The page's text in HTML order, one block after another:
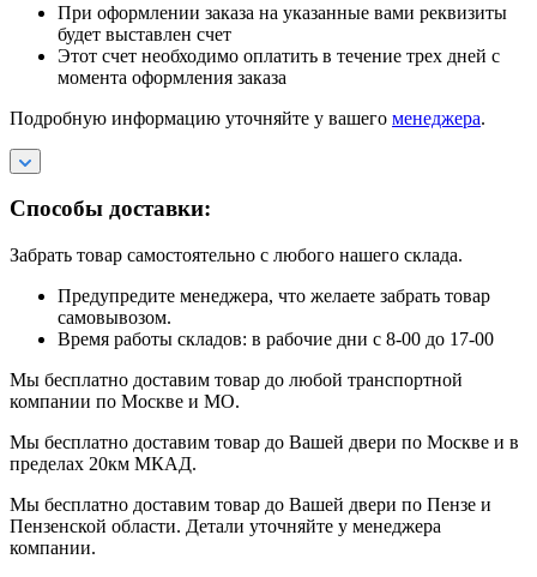
При оформлении заказа на указанные вами реквизиты
будет выставлен счет
Этот счет необходимо оплатить в течение трех дней с
момента оформления заказа
Подробную информацию уточняйте у вашего менеджера.
Способы доставки:
Забрать товар самостоятельно с любого нашего склада.
Предупредите менеджера, что желаете забрать товар
самовывозом.
Время работы складов: в рабочие дни с 8-00 до 17-00
Мы бесплатно доставим товар до любой транспортной
компании по Москве и МО.
Мы бесплатно доставим товар до Вашей двери по Москве и в
пределах 20км МКАД.
Мы бесплатно доставим товар до Вашей двери по Пензе и
Пензенской области. Детали уточняйте у менеджера
компании.